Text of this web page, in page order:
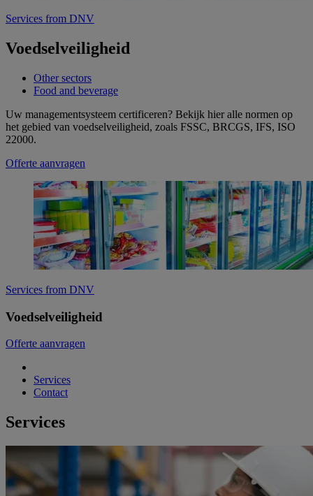
Services from DNV
Voedselveiligheid
Other sectors
Food and beverage
Uw managementsysteem certificeren? Bekijk hier alle normen op
het gebied van voedselveiligheid, zoals FSSC, BRCGS, IFS, ISO
22000.
Offerte aanvragen
Services from DNV
Voedselveiligheid
Offerte aanvragen
Services
Contact
Services